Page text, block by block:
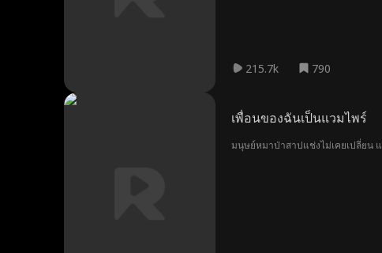
215.7k 790
เพื่อนของฉันเป็นแวมไพร์
มนุษย์หมาป่าสาปแช่งไม่เคยเปลี่ยน